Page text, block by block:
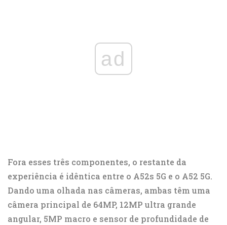
ad
Fora esses três componentes, o restante da
experiência é idêntica entre o A52s 5G e o A52 5G.
Dando uma olhada nas câmeras, ambas têm uma
câmera principal de 64MP, 12MP ultra grande
angular, 5MP macro e sensor de profundidade de